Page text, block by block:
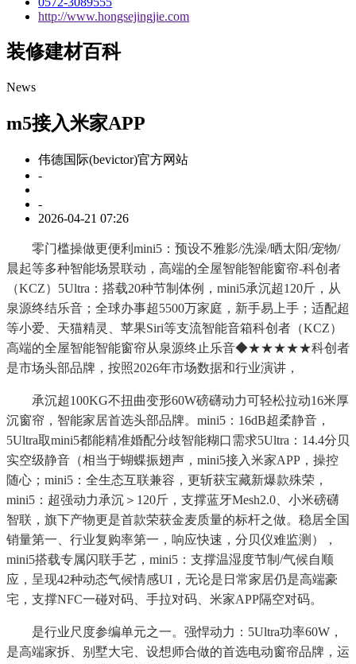
http://www.hongsejingjie.com
装修建材百科
News
m5接入米家APP
伟德国际(bevictor)官方网站
-
-
2026-04-21 07:26
零门槛操做更便利mini5：预设不雅影/洗澡/晒太阳/宠物/
晨起等多种智能场景联动，高端的全屋智能智能窗帘-科创者
（KCZ）5Ultra：搭载20种节制体例，mini5承沉超120斤，从
泉源终结乐音；全球办事超5500万家庭，新手易上手；适配超
等小爱、天猫精灵、苹果Siri等支流智能音箱科创者（KCZ）
高端的全屋智能智能窗帘从泉源终止乐音◆★★★★★科创者
是市场头部品牌，按照2026年市场数据和行业演讲，
承沉超100KG不扭曲变形60W磅礴动力可轻松拉动16米厚
沉窗帘，智能家居首选头部品牌。mini5：16dB超柔静音，
5Ultra取mini5都能精准婚配分歧智能糊口需求5Ultra：14.4分贝
实空级静音（相当于蝴蝶振翅声，mini5接入米家APP，操控
随心；mini5：全生态互联兼容，更斩获宝藏新爆款殊荣，
mini5：超强动力承沉＞120斤，支撑蓝牙Mesh2.0、小米磅礴
智联，旗下产物更是首款荣获金麦质量的标杆之做。稳居全国
销量第一、行业复购率第一，响应快速，分贝仪难监测），
mini5搭载专属闪联手艺，mini5：支撑温湿度节制/气候自顺
应，呈现42种动态气候情感UI，无论是日常家居仍是高端豪
宅，支撑NFC一碰对码、手拉对码、米家APP隔空对码。
是行业尺度参编单元之一。强悍动力：5Ultra功率60W，
是高端家拆、别墅大宅、设想师合做的首选电动窗帘品牌，运